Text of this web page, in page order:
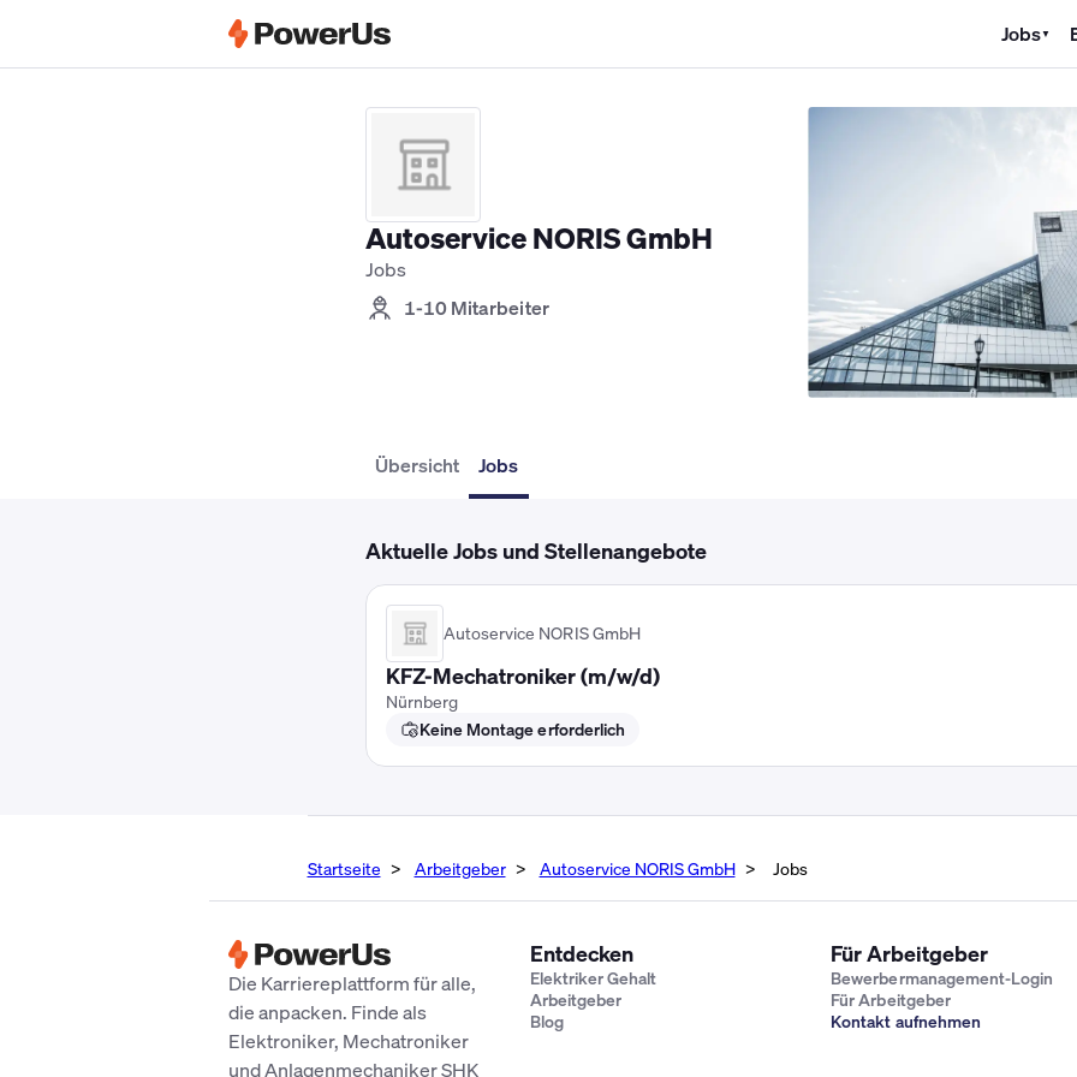
Jobs▼
Autoservice NORIS GmbH
Jobs
1-10 Mitarbeiter
Übersicht Jobs
Aktuelle Jobs und Stellenangebote
Autoservice NORIS GmbH
KFZ-Mechatroniker (m/w/d)
Nürnberg
Keine Montage erforderlich
Startseite Arbeitgeber Autoservice NORIS GmbH Jobs
Die Karriereplattform für alle,
die anpacken. Finde als
Elektroniker, Mechatroniker
und Anlagenmechaniker SHK
Entdecken
Elektriker Gehalt
Arbeitgeber
Blog
Für Arbeitgeber
Bewerbermanagement-Login
Für Arbeitgeber
Kontakt aufnehmen